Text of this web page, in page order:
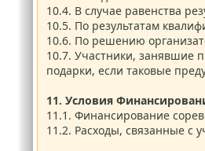
10.4. В случае равенства
10.5. По результатам
10.6. По решению
10.7. Участники, занявшие
подарки, если таковые
11. Условия
11.1. Финансирование
11.2. Расходы, связанные с